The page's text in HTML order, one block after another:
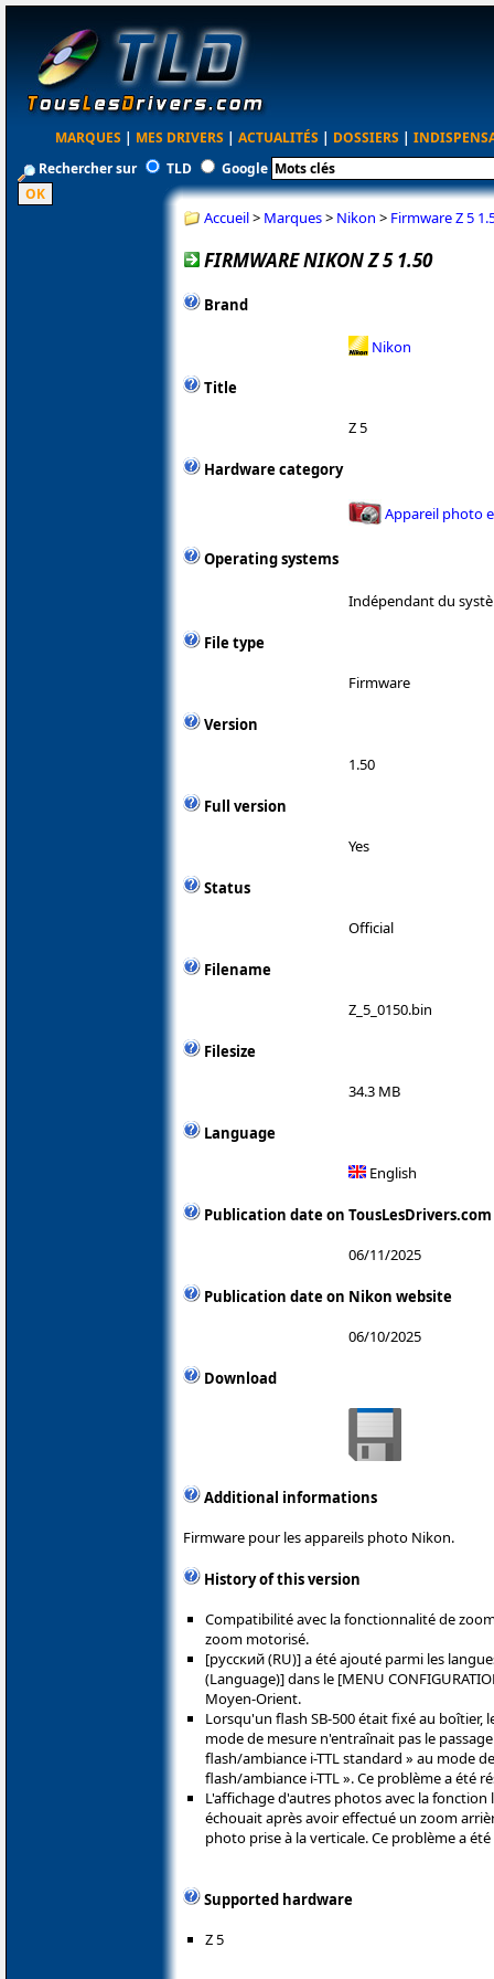
MARQUES | MES DRIVERS | ACTUALITÉS | DOSSIERS |
Rechercher sur
TLD Google
Accueil> Marques> Nikon > Firmware Z 5
FIRMWARE NIKON Z 5 1.50
Brand
Nikon
Title
Z 5
Hardware category
Appareil photo
Operating systems
Indépendant du
File type
Firmware
Version
1.50
Full version
Yes
Status
Official
Filename
Z_5_0150.bin
Filesize
34.3 MB
Language
English
Publication date on TousLesDrivers.com
06/11/2025
Publication date on Nikon website
06/10/2025
Download
Additional informations
Firmware pour les appareils photo Nikon.
History of this version
Compatibilité avec la fonctionnalité de
zoom motorisé.
[русский (RU)] a été ajouté parmi les
(Language)] dans le [MENU
Moyen-Orient.
Lorsqu'un flash SB-500 était fixé au boîtier,
mode de mesure n'entraînait pas le
flash/ambiance i-TTL standard » au mode
flash/ambiance i-TTL ». Ce problème a été
L'affichage d'autres photos avec la
échouait après avoir effectué un zoom
photo prise à la verticale. Ce problème a
Supported hardware
Z 5